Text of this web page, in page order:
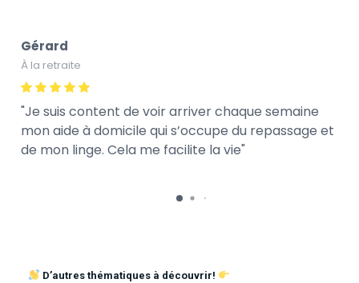
Gérard
À la retraite
Je suis content de voir arriver chaque semaine
mon aide à domicile qui s’occupe du repassage et
de mon linge. Cela me facilite la vie
D’autres thématiques à découvrir!